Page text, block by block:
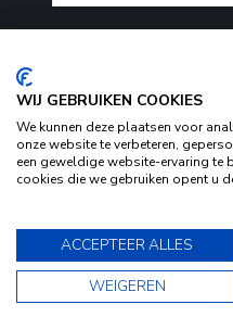
© Copyright 2026
gebruik van cookies
Dit
Bekijk ons Privacy
WIJ GEBRUIKEN COOKIES
We kunnen deze plaatsen voor
onze website te verbeteren,
een geweldige website-ervaring te
cookies die we gebruiken opent u
ACCEPTEER ALLES
WEIGEREN